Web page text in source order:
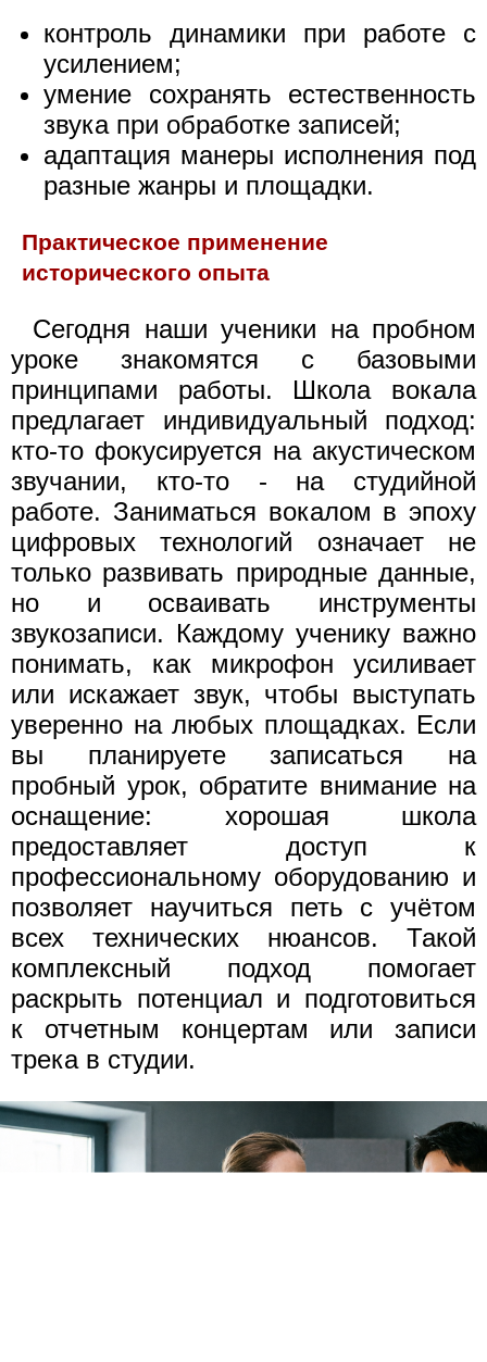
контроль динамики при работе с
усилением;
умение сохранять естественность
звука при обработке записей;
адаптация манеры исполнения под
разные жанры и площадки.
Практическое применение
исторического опыта
Сегодня наши ученики на пробном
уроке знакомятся с базовыми
принципами работы. Школа вокала
предлагает индивидуальный подход:
кто-то фокусируется на акустическом
звучании, кто-то - на студийной
работе. Заниматься вокалом в эпоху
цифровых технологий означает не
только развивать природные данные,
но и осваивать инструменты
звукозаписи. Каждому ученику важно
понимать, как микрофон усиливает
или искажает звук, чтобы выступать
уверенно на любых площадках. Если
вы планируете записаться на
пробный урок, обратите внимание на
оснащение: хорошая школа
предоставляет доступ к
профессиональному оборудованию и
позволяет научиться петь с учётом
всех технических нюансов. Такой
комплексный подход помогает
раскрыть потенциал и подготовиться
к отчетным концертам или записи
трека в студии.